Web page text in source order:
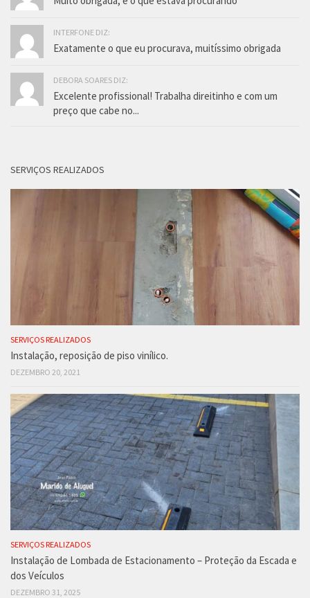
INTERFONE DIZ:
Exatamente o que eu procurava, muitíssimo obrigada
DEBORA SOARES DIZ:
Excelente profissional! Trabalha direitinho e com um
preço que cabe no...
SERVIÇOS REALIZADOS
SERVIÇOS REALIZADOS
Instalação, reposição de piso vinílico.
DEZEMBRO 20, 2021
SERVIÇOS REALIZADOS
Instalação de Lombada de Estacionamento – Proteção da Escada e
dos Veículos
DEZEMBRO 31, 2025